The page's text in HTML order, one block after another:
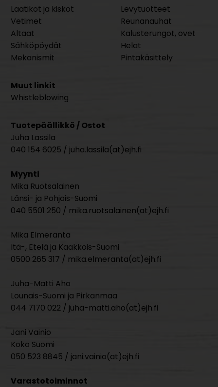
Laatikot ja kiskot
Vetimet
Altaat
Sähköpöydät
Mekanismit
Levytuotteet
Reunanauhat
Kalusterungot, ovet
Helat
Pintakäsittely
Muut linkit
Whistleblowing
Tuotepäällikkö / Ostot
Juha Lassila
040 154 6025 / juha.lassila(at)ejh.fi
Myynti
Mika Ruotsalainen
Länsi- ja Pohjois-Suomi
040 5501 250 / mika.ruotsalainen(at)ejh.fi
Mika Elmeranta
Itä-, Etelä ja Kaakkois-Suomi
0500 265 317 / mika.elmeranta(at)ejh.fi
Juha-Matti Aho
Lounais-Suomi ja Pirkanmaa
044 7170 022 / juha-matti.aho(at)ejh.fi
Jani Vainio
Koko Suomi
050 523 8845 / jani.vainio(at)ejh.fi
Varastotoiminnot